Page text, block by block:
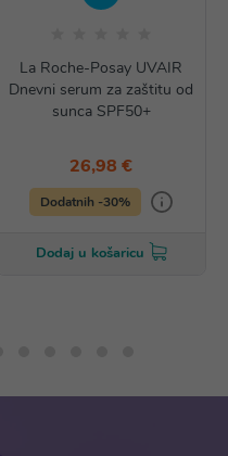
La Roche-Posay UVAIR
Dnevni serum za zaštitu od
sunca SPF50+
26,98 €
Dodatnih -30%
Dodaj u košaricu